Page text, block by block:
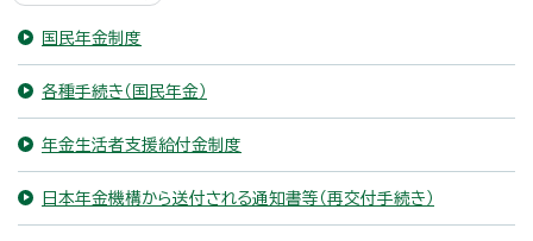
国民年金制度
各種手続き（国民年金）
年金生活者支援給付金制度
日本年金機構から送付される通知書等（再交付手続き）